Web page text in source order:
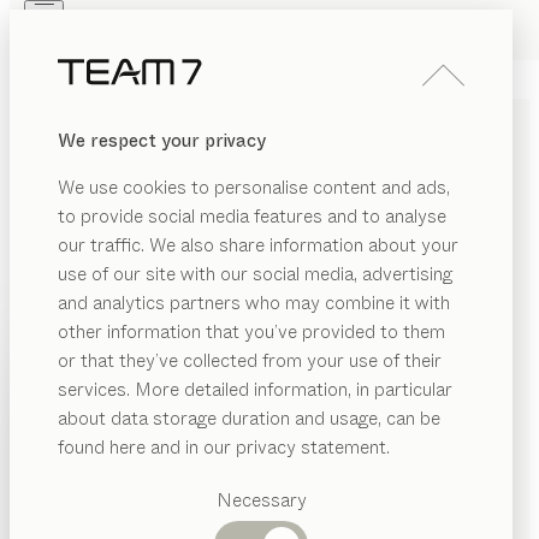
We respect your privacy
We use cookies to personalise content and ads,
to provide social media features and to analyse
our traffic. We also share information about your
use of our site with our social media, advertising
and analytics partners who may combine it with
other information that you’ve provided to them
or that they’ve collected from your use of their
services. More detailed information, in particular
about data storage duration and usage, can be
found here and in our privacy statement.
Necessary
PRODUKTE
INSPIRATION
HÄNDLER
Vorgeschlagene
Kategorien
PRODUKTE
INSPIRATION
ÜBER UNS
k7, lineeKÜCHE
Eiche Weißöl
von Kai Stania
Die k7 Kochinsel schafft die vollkommene Balance
zwischen Form und Funktion. Klare Linien bestimmen
die puristische Ästhetik, richtungsweisende Technik
sorgt für Komfort der Extraklasse. Je nach Wunsch
oder Bedarf übernimmt die stufenlos
höhenverstellbare Arbeitsplatte der Kochinsel